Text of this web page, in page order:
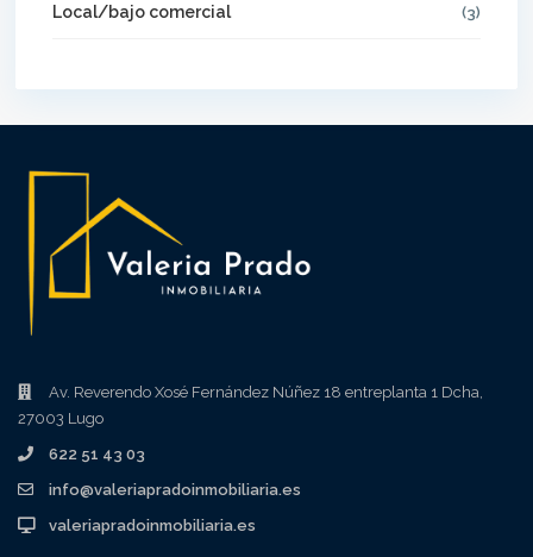
Local/bajo comercial (3)
Av. Reverendo Xosé Fernández Núñez 18 entreplanta 1 Dcha,
27003 Lugo
622 51 43 03
info@valeriapradoinmobiliaria.es
valeriapradoinmobiliaria.es